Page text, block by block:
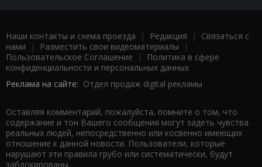
Наши контакты и схема проезда | Редакция | Связаться с
нами | Разместить свои видеоматериалы |
Пользовательское Соглашение |
Политика в сфере
конфиденциальности и персональных данных
Реклама на сайте: Отдел продаж digital рекламы
Оставляя комментарий, пожалуйста, помните о том, что
содержание и тон Вашего сообщения могут задеть чувства
реальных людей, непосредственно или косвенно имеющих
отношение к данной новости. Пользователи, которые
нарушают эти правила грубо или систематически, будут
заблокированы.